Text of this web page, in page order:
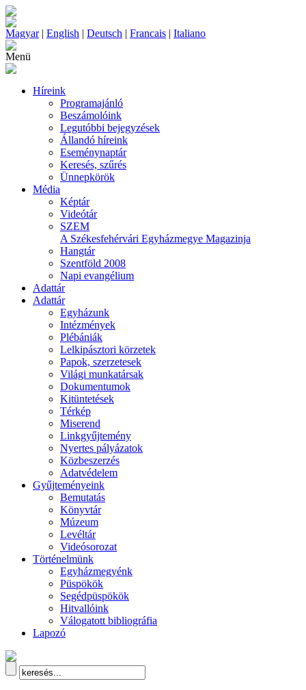
Magyar| English | Deutsch | Francais | Italiano
Menü
Híreink
Programajánló
Beszámolóink
Legutóbbi bejegyzések
Állandó híreink
Eseménynaptár
Keresés, szűrés
Ünnepkörök
Média
Képtár
Videótár
SZEM
A Székesfehérvári Egyházmegye Magazinja
Hangtár
Szentföld 2008
Napi evangélium
Adattár
Adattár
Egyházunk
Intézmények
Plébániák
Lelkipásztori körzetek
Papok, szerzetesek
Világi munkatársak
Dokumentumok
Kitüntetések
Térkép
Miserend
Linkgyűjtemény
Nyertes pályázatok
Közbeszerzés
Adatvédelem
Gyűjteményeink
Bemutatás
Könyvtár
Múzeum
Levéltár
Videósorozat
Történelmünk
Egyházmegyénk
Püspökök
Segédpüspökök
Hitvallóink
Válogatott bibliográfia
Lapozó